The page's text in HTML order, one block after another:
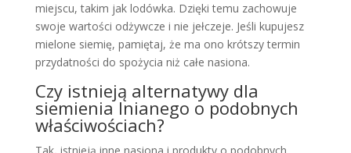
miejscu, takim jak lodówka. Dzięki temu zachowuje
swoje wartości odżywcze i nie jełczeje. Jeśli kupujesz
mielone siemię, pamiętaj, że ma ono krótszy termin
przydatności do spożycia niż całe nasiona.
Czy istnieją alternatywy dla
siemienia lnianego o podobnych
właściwościach?